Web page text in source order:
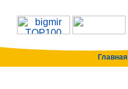
Главная